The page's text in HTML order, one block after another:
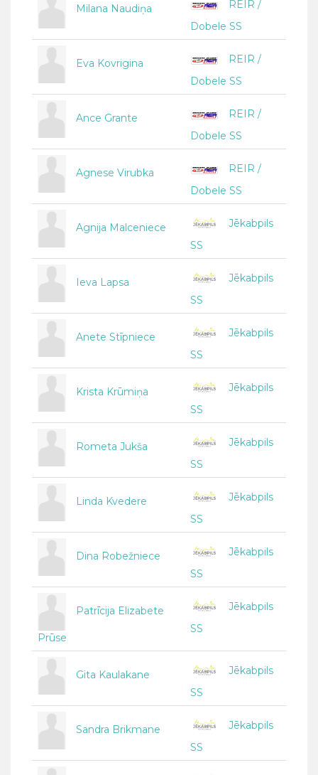
Milana Naudiņa
REIR /
Dobele SS
Eva Kovrigina
REIR /
Dobele SS
Ance Grante
REIR /
Dobele SS
Agnese Virubka
REIR /
Dobele SS
Agnija Malceniece
Jēkabpils
SS
Ieva Lapsa
Jēkabpils
SS
Anete Stīpniece
Jēkabpils
SS
Krista Krūmiņa
Jēkabpils
SS
Rometa Jukša
Jēkabpils
SS
Linda Kvedere
Jēkabpils
SS
Dina Robežniece
Jēkabpils
SS
Patrīcija Elizabete
Prūse
Jēkabpils
SS
Gita Kaulakane
Jēkabpils
SS
Sandra Brikmane
Jēkabpils
SS